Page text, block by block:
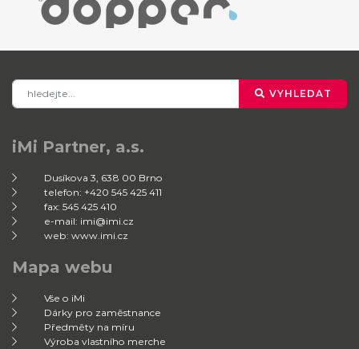
VYHLEDAT
iMi Partner, a.s.
Dusíkova 3, 638 00 Brno
telefon: +420 545 425 411
fax: 545 425 410
e-mail: imi@imi.cz
web: www.imi.cz
Mapa webu
Vše o iMi
Dárky pro zaměstnance
Předměty na míru
Výroba vlastního merche